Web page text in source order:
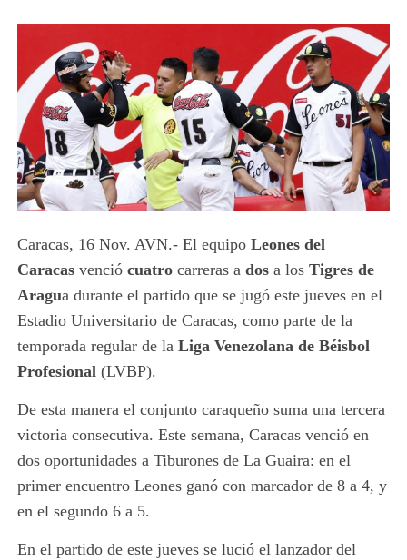
Caracas, 16 Nov. AVN.- El equipo Leones del
Caracasvenció cuatrocarreras a dosa los Tigres de
Aragua durante el partido que se jugó este jueves en el
Estadio Universitario de Caracas, como parte de la
temporada regular de la Liga Venezolana de Béisbol
Profesional(LVBP).
De esta manera el conjunto caraqueño suma una tercera
victoria consecutiva. Este semana, Caracas venció en
dos oportunidades a Tiburones de La Guaira: en el
primer encuentro Leones ganó con marcador de 8 a 4, y
en el segundo 6 a 5.
En el partido de este jueves se lució el lanzador del